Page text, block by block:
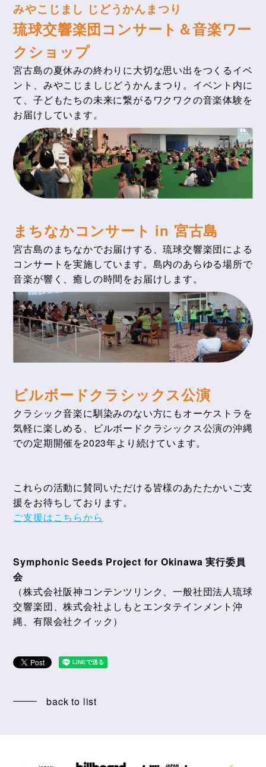
みやこじまし じどうかんまつり
琉球交響楽団コンサート＆音楽ワー
クショップ
宮古島の夏休みの終わりに大切な思い出をつくるイベ
ント、みやこじましじどうかんまつり。イベント内に
て、子どもたちの未来に繋がるワクワクの音楽体験を
お届けしています。
まちなかコンサート in 宮古島
宮古島のまちなかでお届けする、琉球交響楽団による
コンサートを実施しています。島内のあらゆる場所で
音楽が響く、癒しの時間をお届けします。
ビルボードクラシックス公演
クラシック音楽に馴染みのない方にもオーケストラを
気軽に楽しめる、ビルボードクラシックス公演の沖縄
での定期開催を2023年より続けています。
これらの活動に賛同いただける皆様のあたたかいご支
援をお待ちしております。
ご支援はこちらから
Symphonic Seeds Project for Okinawa 実行委員
会
（株式会社阪神コンテンツリンク、一般社団法人琉球
交響楽団、株式会社よしもとエンタテインメント沖
縄、有限会社クイック）
back to list